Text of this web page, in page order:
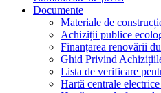
Documente
Materiale de
Achiziții publice
Finanțarea renovării
Ghid Privind
Lista de verificare
Hartă centrale